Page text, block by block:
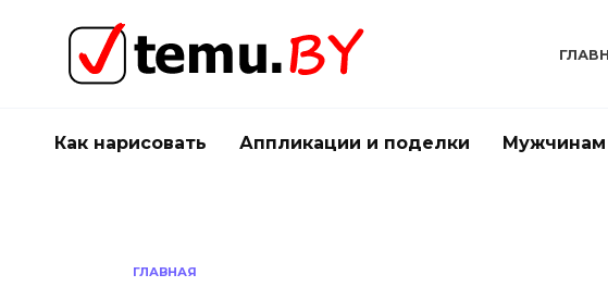
содержанию
Как нарисовать Аппликации и поделки Мужчинам
ГЛАВНАЯ